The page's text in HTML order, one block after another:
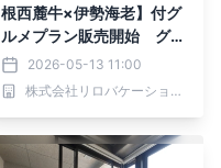
根西麓牛×伊勢海老】付グ
ルメプラン販売開始 グレ
ードアップしたお料理と温
泉を堪能｜2026年5月よ
り
2026-05-13 11:00
株式会社リロバケーションズ